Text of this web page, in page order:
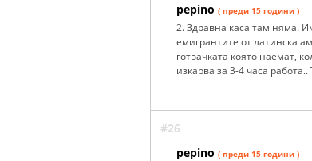
pepino ( преди 15 години )
2. Здравна каса там няма.
емигрантите от латинска
готвачката която наемат,
изкарва за 3-4 часа
#26
pepino ( преди 15 години )